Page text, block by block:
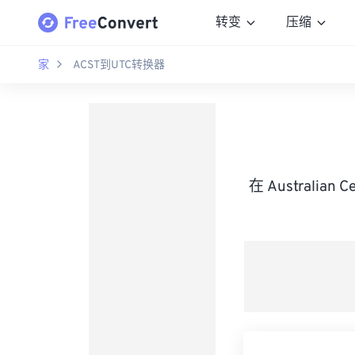
转变 压缩
家 ACST到UTC转换器
在 Australian